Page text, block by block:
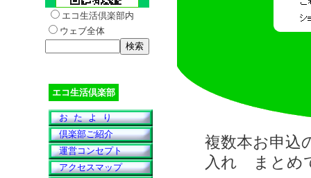
エコ生活倶楽部内
ウェブ全体
エコ生活倶楽部
お た よ り
倶楽部ご紹介
運営コンセプト
アクセスマップ
複数本お申
入れ まとめ